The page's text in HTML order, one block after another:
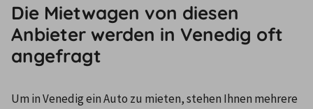
Die Mietwagen von diesen
Anbieter werden in Venedig oft
angefragt
Um in Venedig ein Auto zu mieten, stehen Ihnen mehrere